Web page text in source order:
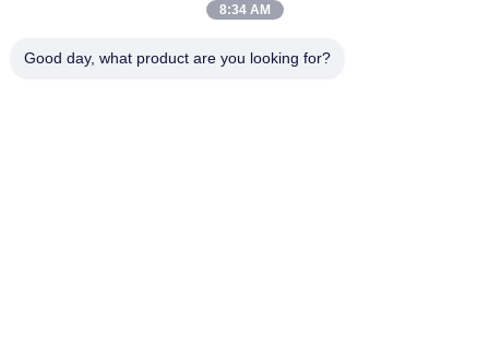
Spettacolo VR
Visita Alla Fabbrica
8:34 AM
Good day, what product are you looking for?